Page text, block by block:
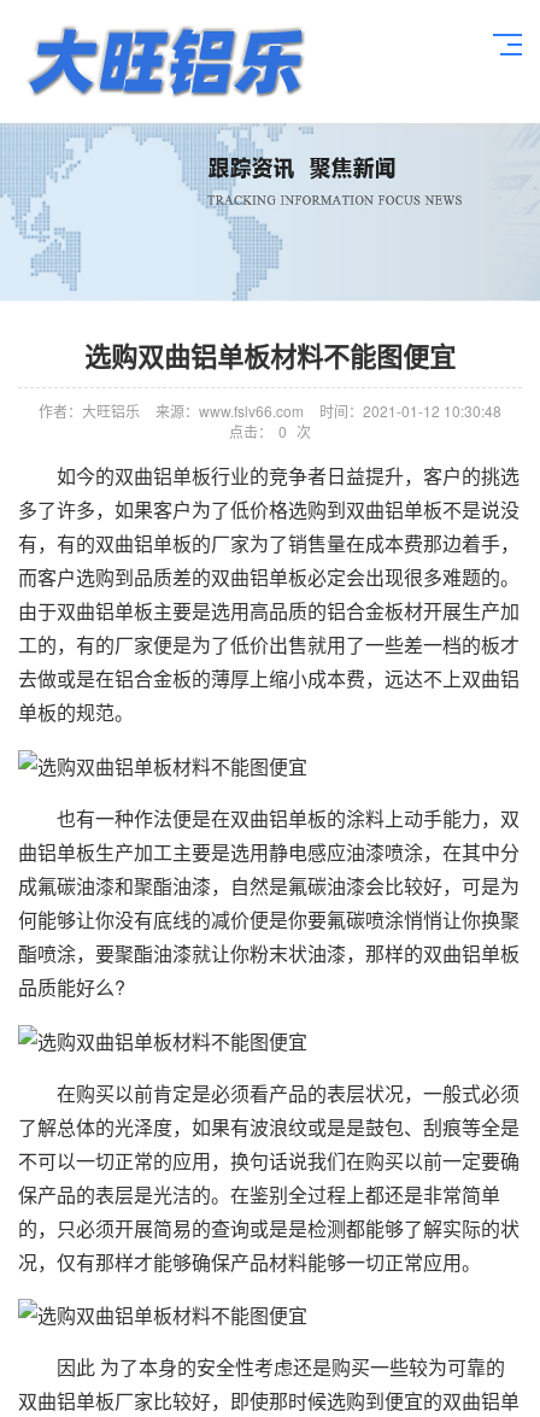
选购双曲铝单板材料不能图便宜
作者：大旺铝乐 来源：www.fslv66.com
时间：2021-01-12 10:30:48
点击：
0 次
如今的双曲铝单板行业的竞争者日益提升，客户的挑选
多了许多，如果客户为了低价格选购到双曲铝单板不是说没
有，有的双曲铝单板的厂家为了销售量在成本费那边着手，
而客户选购到品质差的双曲铝单板必定会出现很多难题的。
由于双曲铝单板主要是选用高品质的铝合金板材开展生产加
工的，有的厂家便是为了低价出售就用了一些差一档的板才
去做或是在铝合金板的薄厚上缩小成本费，远达不上双曲铝
单板的规范。
也有一种作法便是在双曲铝单板的涂料上动手能力，双
曲铝单板生产加工主要是选用静电感应油漆喷涂，在其中分
成氟碳油漆和聚酯油漆，自然是氟碳油漆会比较好，可是为
何能够让你没有底线的减价便是你要氟碳喷涂悄悄让你换聚
酯喷涂，要聚酯油漆就让你粉末状油漆，那样的双曲铝单板
品质能好么?
在购买以前肯定是必须看产品的表层状况，一般式必须
了解总体的光泽度，如果有波浪纹或是是鼓包、刮痕等全是
不可以一切正常的应用，换句话说我们在购买以前一定要确
保产品的表层是光洁的。在鉴别全过程上都还是非常简单
的，只必须开展简易的查询或是是检测都能够了解实际的状
况，仅有那样才能够确保产品材料能够一切正常应用。
因此 为了本身的安全性考虑还是购买一些较为可靠的
双曲铝单板厂家比较好，即使那时候选购到便宜的双曲铝单